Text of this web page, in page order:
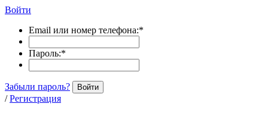
Войти
Email или номер телефона:*
Пароль:*
Забыли пароль? Войти
/ Регистрация